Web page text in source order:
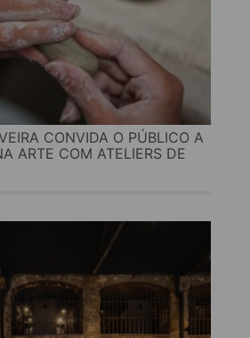
CONVIDA O PÚBLICO A
ARTE COM ATELIERS DE